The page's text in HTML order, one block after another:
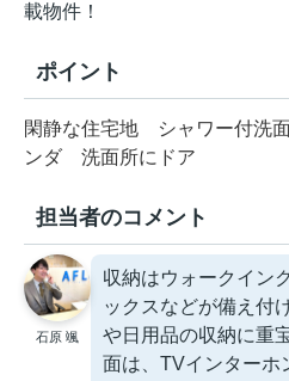
載物件！
ポイント
閑静な住宅地 シャワー付洗
ンダ
洗面所にドア
担当者のコメント
石原 颯
収納はウォークイン
ックスなどが備え付
や日用品の収納に重
面は、TVインターホ